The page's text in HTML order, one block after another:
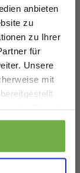
anbieten
zu
zu Ihrer
für
Unsere
mit
Angebote